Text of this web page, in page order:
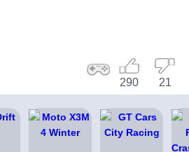
21
290